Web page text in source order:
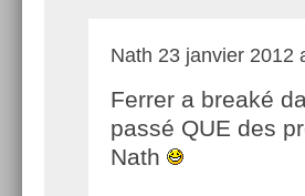
Nath 23 janvier 2012
Ferrer a breaké
passé QUE des
Nath